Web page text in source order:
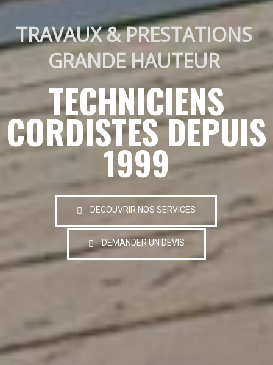
TRAVAUX & PRESTATIONS
GRANDE HAUTEUR
TECHNICIENS
CORDISTES DEPUIS
1999
DECOUVRIR NOS SERVICES
DEMANDER UN DEVIS